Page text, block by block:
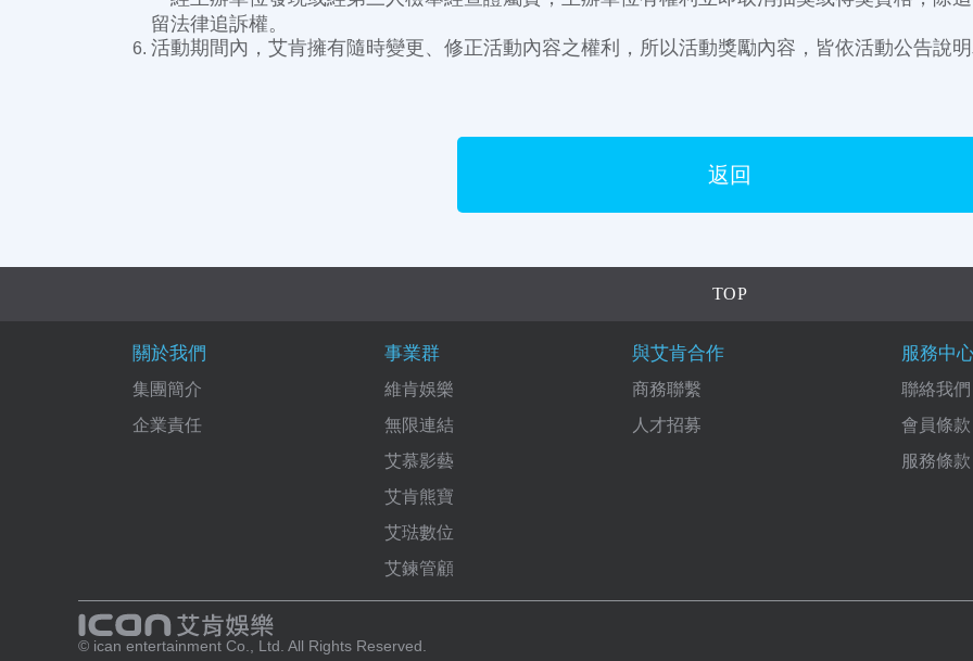
留法律追訴權。
活動期間內，艾肯擁有隨時變更、修正活動內容之權利，所以活動獎勵內容，皆依活動公告說
返回
TOP
關於我們
集團簡介
企業責任
事業群
維肯娛樂
無限連結
艾慕影藝
艾肯熊寶
艾琺數位
艾鍊管顧
與艾肯合作
商務聯繫
人才招募
服務中
聯絡我們
會員條款
服務條款
© ican entertainment Co., Ltd. All Rights Reserved.